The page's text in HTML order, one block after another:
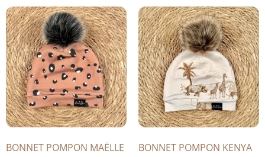
BONNET POMPON MAËLLE BONNET POMPON KENYA